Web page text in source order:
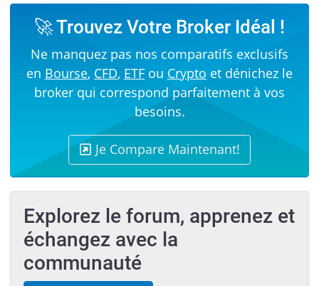
🚀 Trouvez Votre Broker Idéal !
Ne manquez pas nos comparatifs exclusifs
en Bourse, CFD, ETF ou Crypto et dénichez le
broker qui correspond parfaitement à vos
besoins.
Je Compare Maintenant!
Explorez le forum, apprenez et
échangez avec la
communauté